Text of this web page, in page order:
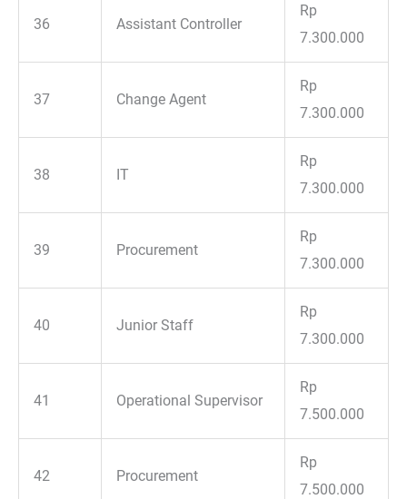
36 Assistant Controller
Rp
7.300.000
37 Change Agent
Rp
7.300.000
38 IT
Rp
7.300.000
39 Procurement
Rp
7.300.000
40 Junior Staff
Rp
7.300.000
41 Operational Supervisor
Rp
7.500.000
42 Procurement
Rp
7.500.000